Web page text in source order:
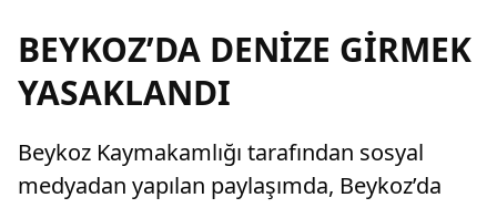
BEYKOZ’DA DENİZE GİRMEK
YASAKLANDI
Beykoz Kaymakamlığı tarafından sosyal
medyadan yapılan paylaşımda, Beykoz’da